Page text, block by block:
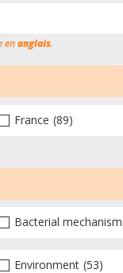
enanglais.
France (89)
Bacterial
Environment (53)